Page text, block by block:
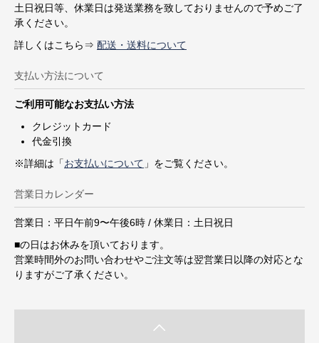
土日祝日等、休業日は発送業務を致しておりませんので予めご了
承ください。
詳しくはこちら⇒ 配送・送料について
支払い方法について
ご利用可能なお支払い方法
クレジットカード
代金引換
※詳細は「お支払いについて 」をご覧ください。
営業日カレンダー
営業日：平日午前9〜午後6時 / 休業日：土日祝日
■の日はお休みを頂いております。
営業時間外のお問い合わせやご注文等は翌営業日以降の対応とな
りますがご了承ください。